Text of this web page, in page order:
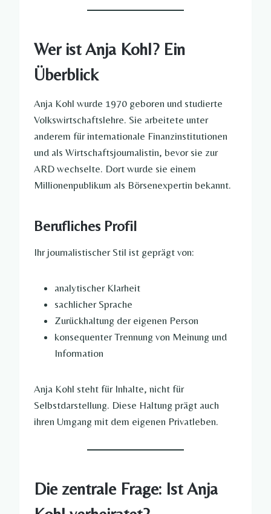
Wer ist Anja Kohl? Ein
Überblick
Anja Kohl wurde 1970 geboren und studierte
Volkswirtschaftslehre. Sie arbeitete unter
anderem für internationale Finanzinstitutionen
und als Wirtschaftsjournalistin, bevor sie zur
ARD wechselte. Dort wurde sie einem
Millionenpublikum als Börsenexpertin bekannt.
Berufliches Profil
Ihr journalistischer Stil ist geprägt von:
analytischer Klarheit
sachlicher Sprache
Zurückhaltung der eigenen Person
konsequenter Trennung von Meinung und
Information
Anja Kohl steht für Inhalte, nicht für
Selbstdarstellung. Diese Haltung prägt auch
ihren Umgang mit dem eigenen Privatleben.
Die zentrale Frage: Ist Anja